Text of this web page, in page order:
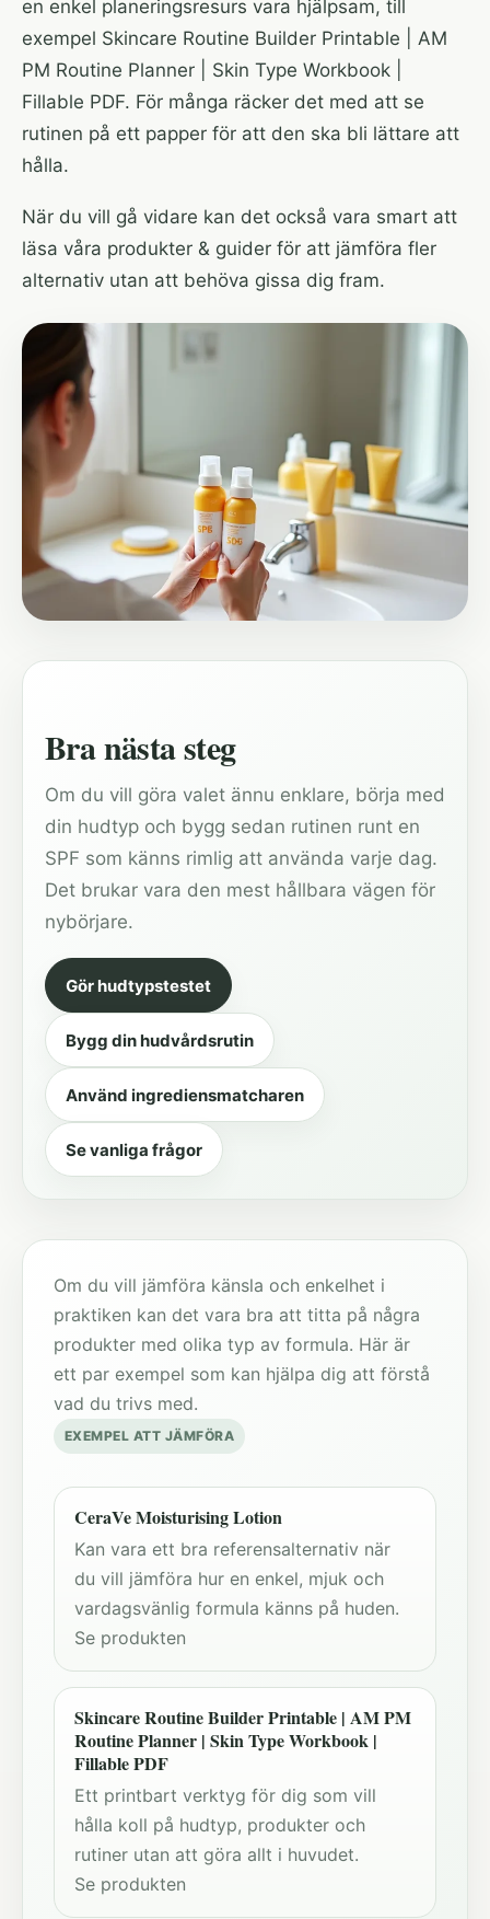
en enkel planeringsresurs vara hjälpsam, till
exempel Skincare Routine Builder Printable | AM
PM Routine Planner | Skin Type Workbook |
Fillable PDF. För många räcker det med att se
rutinen på ett papper för att den ska bli lättare att
hålla.
När du vill gå vidare kan det också vara smart att
läsa våra produkter & guider för att jämföra fler
alternativ utan att behöva gissa dig fram.
Bra nästa steg
Om du vill göra valet ännu enklare, börja med
din hudtyp och bygg sedan rutinen runt en
SPF som känns rimlig att använda varje dag.
Det brukar vara den mest hållbara vägen för
nybörjare.
Gör hudtypstestet
Bygg din hudvårdsrutin
Använd ingrediensmatcharen
Se vanliga frågor
Om du vill jämföra känsla och enkelhet i
praktiken kan det vara bra att titta på några
produkter med olika typ av formula. Här är
ett par exempel som kan hjälpa dig att förstå
vad du trivs med.
EXEMPEL ATT JÄMFÖRA
CeraVe Moisturising Lotion
Kan vara ett bra referensalternativ när
du vill jämföra hur en enkel, mjuk och
vardagsvänlig formula känns på huden.
Se produkten
Skincare Routine Builder Printable | AM PM
Routine Planner | Skin Type Workbook |
Fillable PDF
Ett printbart verktyg för dig som vill
hålla koll på hudtyp, produkter och
rutiner utan att göra allt i huvudet.
Se produkten